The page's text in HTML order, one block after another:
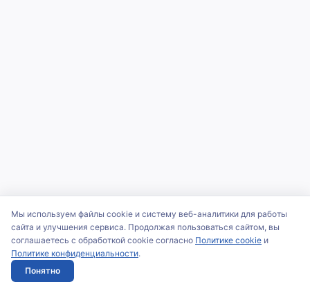
Мы используем файлы cookie и систему веб-аналитики для работы
сайта и улучшения сервиса. Продолжая пользоваться сайтом, вы
соглашаетесь с обработкой cookie согласно Политике cookie и
Политике конфиденциальности.
Понятно